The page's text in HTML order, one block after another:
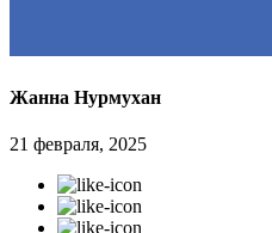
Жанна Нурмухан
21 февраля, 2025